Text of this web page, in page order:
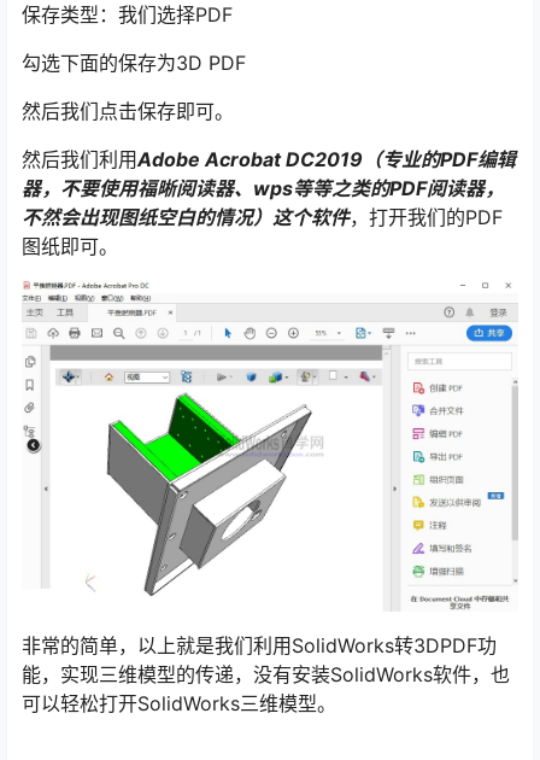
保存类型：我们选择PDF
勾选下面的保存为3D PDF
然后我们点击保存即可。
然后我们利用Adobe Acrobat DC2019（专业的PDF编辑
器，不要使用福晰阅读器、wps等等之类的PDF阅读器，
不然会出现图纸空白的情况）这个软件，打开我们的PDF
图纸即可。
非常的简单，以上就是我们利用SolidWorks转3DPDF功
能，实现三维模型的传递，没有安装SolidWorks软件，也
可以轻松打开SolidWorks三维模型。